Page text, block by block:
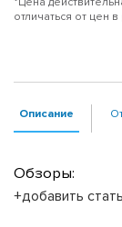
отличаться от цен
Описание
Обзоры:
+добавить